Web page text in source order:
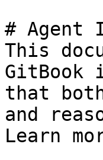
# Agent
This
GitBook
that
and
Learn